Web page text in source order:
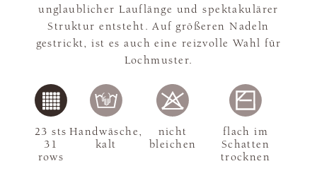
unglaublicher Lauflänge und spektakulärer
Struktur entsteht. Auf größeren Nadeln
gestrickt, ist es auch eine reizvolle Wahl für
Lochmuster.
23 sts
31
rows
Handwäsche,
kalt
nicht
bleichen
flach im
Schatten
trocknen